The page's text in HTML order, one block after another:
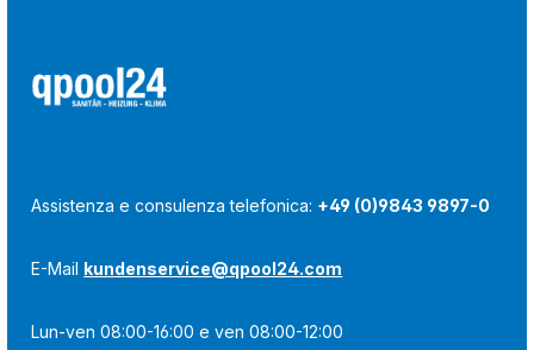
Assistenza e consulenza telefonica: +49 (0)9843 9897-0
E-Mail kundenservice@qpool24.com
Lun-ven 08:00-16:00 e ven 08:00-12:00